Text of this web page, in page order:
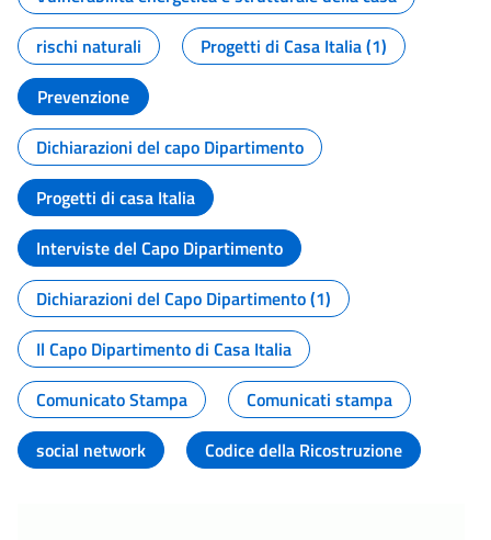
rischi naturali
Progetti di Casa Italia (1)
Prevenzione
Dichiarazioni del capo Dipartimento
Progetti di casa Italia
Interviste del Capo Dipartimento
Dichiarazioni del Capo Dipartimento (1)
Il Capo Dipartimento di Casa Italia
Comunicato Stampa
Comunicati stampa
social network
Codice della Ricostruzione